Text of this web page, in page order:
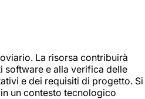
La risorsa contribuirà
software e alla verifica delle
e dei requisiti di progetto. Si
un contesto tecnologico